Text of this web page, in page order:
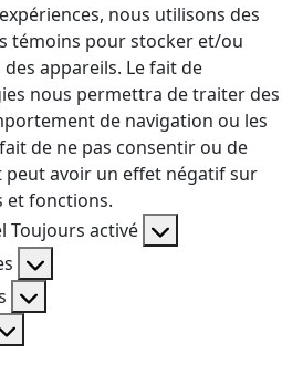
nous utilisons des
témoins pour stocker et/ou
appareils. Le fait de
nous permettra de traiter des
de navigation ou les
de ne pas consentir ou de
avoir un effet négatif sur
et fonctions.
Toujours activé